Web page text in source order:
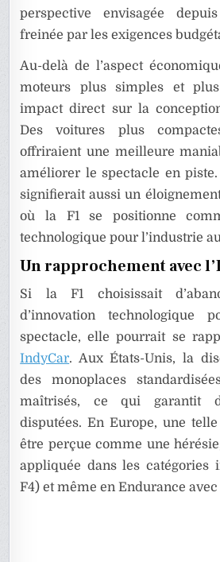
perspective envisagée
freinée par les exigences
Au-delà de l’aspect
moteurs plus simples et
impact direct sur la
Des voitures plus
offriraient une meilleure
améliorer le spectacle en
signifierait aussi un
où la F1 se positionne
technologique pour l’industrie
Un rapprochement avec
Si la F1 choisissait
d’innovation technologique
spectacle, elle pourrait se
IndyCar. Aux États-Unis, la
des monoplaces
maîtrisés, ce qui garantit
disputées. En Europe, une
être perçue comme une
appliquée dans les catégories
F4) et même en Endurance avec